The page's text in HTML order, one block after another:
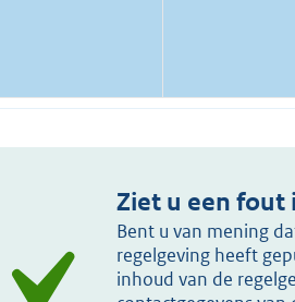
Ziet u een fout
Bent u van mening
regelgeving heeft
inhoud van de